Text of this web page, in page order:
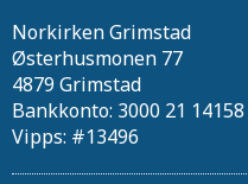
Norkirken Grimstad
Østerhusmonen 77
4879 Grimstad
Bankkonto: 3000 21 14158
Vipps: #13496